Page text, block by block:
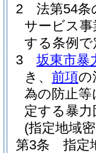
2
法第54条
サービス
する条例
3
坂東市暴
き、 前項の
為の防止
定する暴
(指定地域
第3条
指定